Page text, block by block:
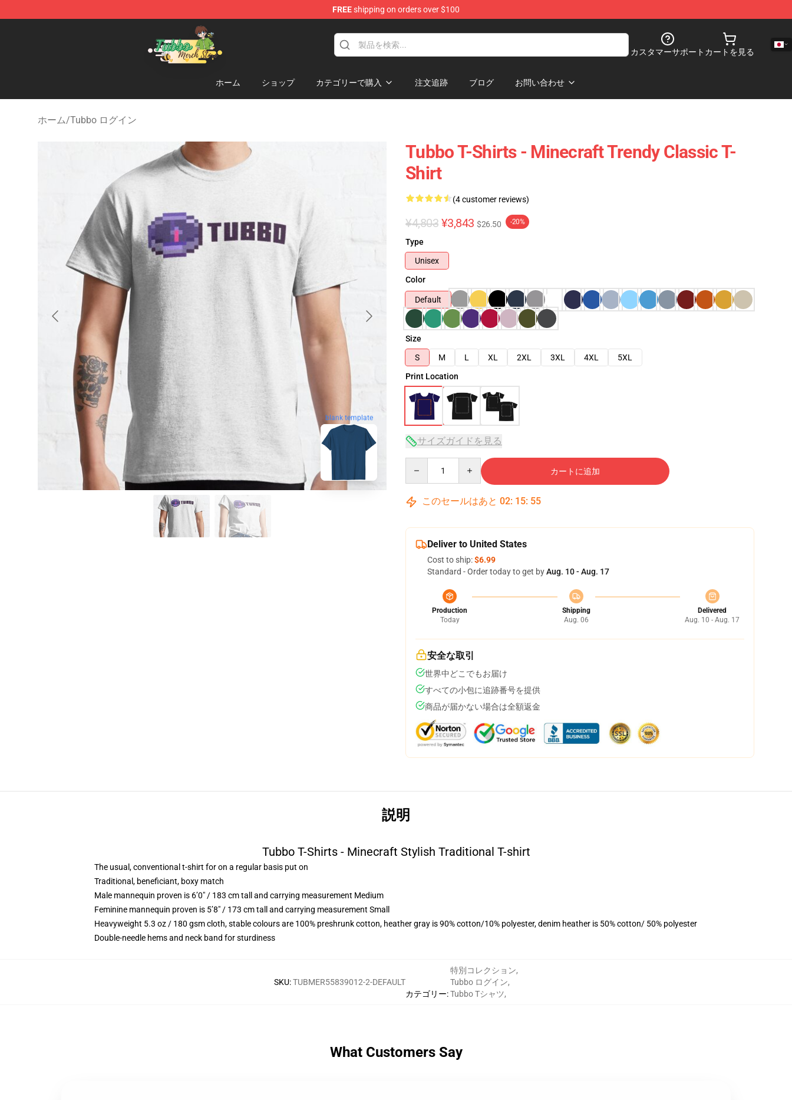
FREEshipping on orders over $100
Tubbo Store - Official Tubbo Merchandise Shop
カスタマーサポート カートを見る
ホーム ショップ カテゴリーで購入 注文追跡 ブログ お問い合わせ
ホーム/Tubbo ログイン
blank template
Tubbo T-Shirts - Minecraft Trendy Classic T-
Shirt
(4 customer reviews)
¥4,803 ¥3,843 $26.50 -20%
Type
Unisex
Color
Default
Size
S
M L XL 2XL 3XL 4XL
5XL
Print Location
サイズガイドを見る
カートに追加
このセールはあと 02: 15: 54
Deliver to United States
Cost to ship:$6.99
Standard - Order today to get byAug. 10 - Aug. 17
Production
Today
Shipping
Aug. 06
Delivered
Aug. 10 - Aug. 17
安全な取引
世界中どこでもお届け
すべての小包に追跡番号を提供
商品が届かない場合は全額返金
説明
Tubbo T-Shirts - Minecraft Stylish Traditional T-shirt
The usual, conventional t-shirt for on a regular basis put on
Traditional, beneficiant, boxy match
Male mannequin proven is 6’0″ / 183 cm tall and carrying measurement Medium
Feminine mannequin proven is 5’8″ / 173 cm tall and carrying measurement Small
Heavyweight 5.3 oz / 180 gsm cloth, stable colours are 100% preshrunk cotton, heather gray is 90% cotton/10% polyester, denim heather is 50% cotton/ 50% polyester
Double-needle hems and neck band for sturdiness
SKU:TUBMER55839012-2-DEFAULT
カテゴリー:
特別コレクション,
Tubbo ログイン,
Tubbo Tシャツ,
What Customers Say